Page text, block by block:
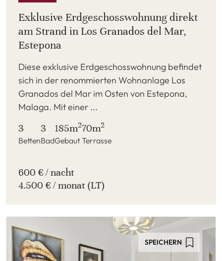
Exklusive Erdgeschosswohnung direkt
am Strand in Los Granados del Mar,
Estepona
Diese exklusive Erdgeschosswohnung befindet
sich in der renommierten Wohnanlage Los
Granados del Mar im Osten von Estepona,
Malaga. Mit einer ...
3
Betten
3
Bad
185m2
Gebaut
70m2
Terrasse
600 € / nacht
4.500 € / monat (LT)
SPEICHERN